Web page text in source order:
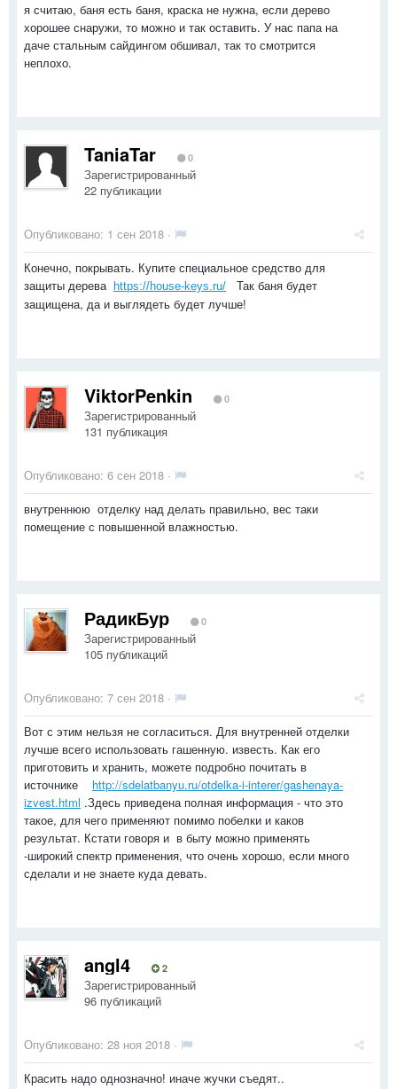
я считаю, баня есть баня, краска не нужна, если дерево
хорошее снаружи, то можно и так оставить. У нас папа на
даче стальным сайдингом обшивал, так то смотрится
неплохо.
TaniaTar 0
Зарегистрированный
22 публикации
Опубликовано: 1 сен 2018 ·
Конечно, покрывать. Купите специальное средство для
защиты дерева https://house-keys.ru/
Так баня будет
защищена, да и выглядеть будет лучше!
ViktorPenkin 0
Зарегистрированный
131 публикация
Опубликовано: 6 сен 2018 ·
внутреннюю отделку над делать правильно, вес таки
помещение с повышенной влажностью.
РадикБур 0
Зарегистрированный
105 публикаций
Опубликовано: 7 сен 2018 ·
Вот с этим нельзя не согласиться. Для внутренней отделки
лучше всего использовать гашенную. известь. Как его
приготовить и хранить, можете подробно почитать в
источнике http://sdelatbanyu.ru/otdelka-i-interer/gashenaya-
izvest.html .Здесь приведена полная информация - что это
такое, для чего применяют помимо побелки и каков
результат. Кстати говоря и в быту можно применять
-широкий спектр применения, что очень хорошо, если много
сделали и не знаете куда девать.
angl4 2
Зарегистрированный
96 публикаций
Опубликовано: 28 ноя 2018 ·
Красить надо однозначно! иначе жучки съедят..